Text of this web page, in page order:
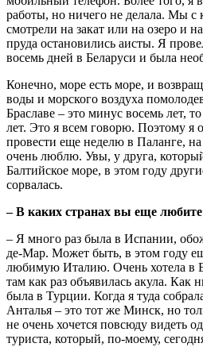
работы, но ничего не делала. Мы с
смотрели на закат или на озеро и
пруда остановились аисты. Я
восемь дней в Беларуси и была
Конечно, море есть море, и
воды и морского воздуха
Браславе – это минус восемь лет,
лет. Это я всем говорю. Поэтому я
провести еще неделю в Паланге,
очень люблю. Увы, у друга,
Балтийское море, в этом году
сорвалась.
– В каких странах вы еще
– Я много раз была в Испании,
де-Мар. Может быть, в этом году
любимую Италию. Очень хотела в
там как раз объявилась акула. Как
была в Турции. Когда я туда
Анталья – это тот же Минск, но
не очень хочется повсюду видеть
туриста, который, по-моему,